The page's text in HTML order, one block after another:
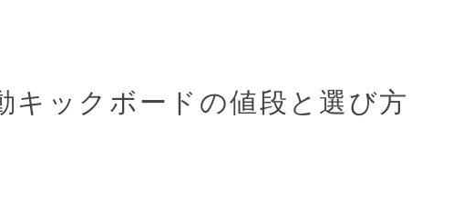
キックボードの値段と選び方